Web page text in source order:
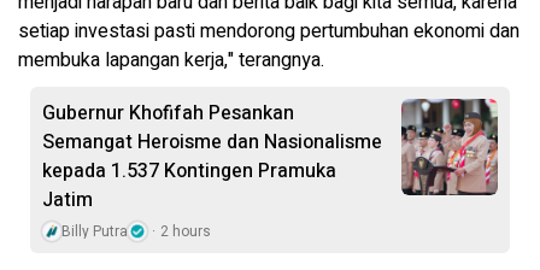
setiap investasi pasti mendorong pertumbuhan ekonomi dan
membuka lapangan kerja," terangnya.
Gubernur Khofifah Pesankan
Semangat Heroisme dan Nasionalisme
kepada 1.537 Kontingen Pramuka
Jatim
Billy Putra 2 hours